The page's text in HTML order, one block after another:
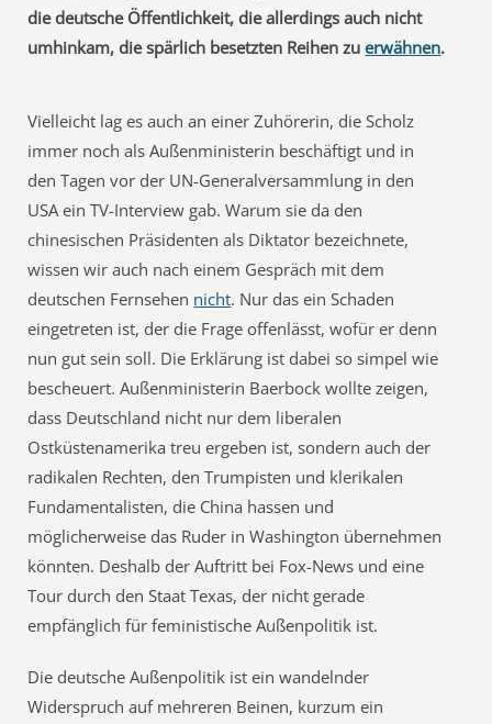
die deutsche Öffentlichkeit, die allerdings auch nicht
umhinkam, die spärlich besetzten Reihen zuerwähnen.
Vielleicht lag es auch an einer Zuhörerin, die Scholz
immer noch als Außenministerin beschäftigt und in
den Tagen vor der UN-Generalversammlung in den
USA ein TV-Interview gab. Warum sie da den
chinesischen Präsidenten als Diktator bezeichnete,
wissen wir auch nach einem Gespräch mit dem
deutschen Fernsehen nicht. Nur das ein Schaden
eingetreten ist, der die Frage offenlässt, wofür er denn
nun gut sein soll. Die Erklärung ist dabei so simpel wie
bescheuert. Außenministerin Baerbock wollte zeigen,
dass Deutschland nicht nur dem liberalen
Ostküstenamerika treu ergeben ist, sondern auch der
radikalen Rechten, den Trumpisten und klerikalen
Fundamentalisten, die China hassen und
möglicherweise das Ruder in Washington übernehmen
könnten. Deshalb der Auftritt bei Fox-News und eine
Tour durch den Staat Texas, der nicht gerade
empfänglich für feministische Außenpolitik ist.
Die deutsche Außenpolitik ist ein wandelnder
Widerspruch auf mehreren Beinen, kurzum ein